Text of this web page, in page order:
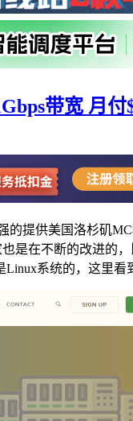
带宽 月付
的提供美国洛杉矶
是在不断的改进的
系统的，这里